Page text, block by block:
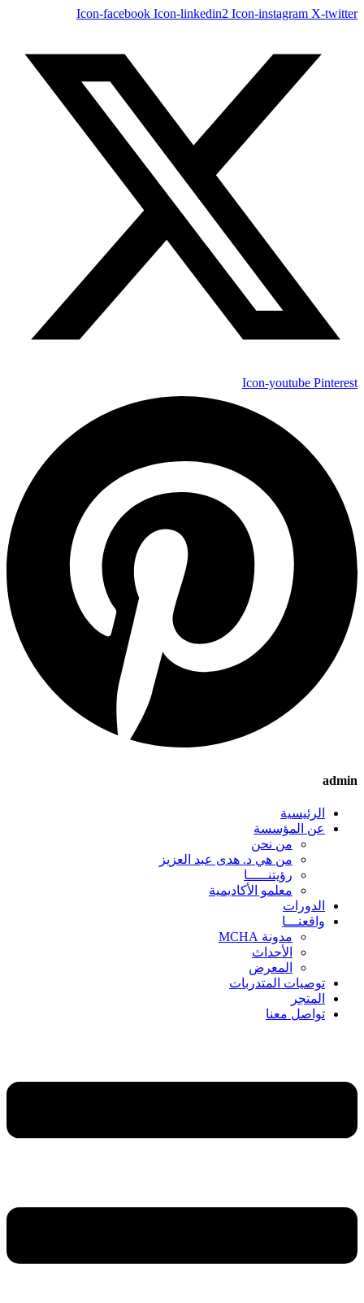
Icon-facebook Icon-linkedin2 Icon-instagram X-twitter
Icon-youtube Pinterest
admin
الرئيسية
عن المؤسسة
من نحن
من هي د. هدى عبد العزيز
رؤيتنـــــا
معلمو الأكاديمية
الدورات
واقعنـــا
مدونة MCHA
الأحداث
المعرض
توصيات المتدربات
المتجر
تواصل معنا